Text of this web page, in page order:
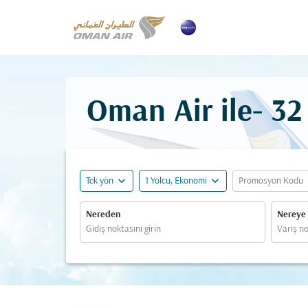
Oman Air ile-
Tek yön expand_more 1 Yolcu, Ekonomi expand_more Promosyon Kodu
Nereden Nereye